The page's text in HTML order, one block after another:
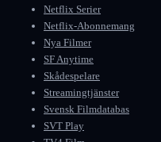
Netflix Serier
Netflix-Abonnemang
Nya Filmer
SF Anytime
Skådespelare
Streamingtjänster
Svensk Filmdatabas
SVT Play